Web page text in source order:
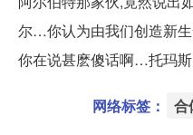
尔…你认为由我们创造新
你在说甚麽傻话啊…托玛斯
网络标签： 合